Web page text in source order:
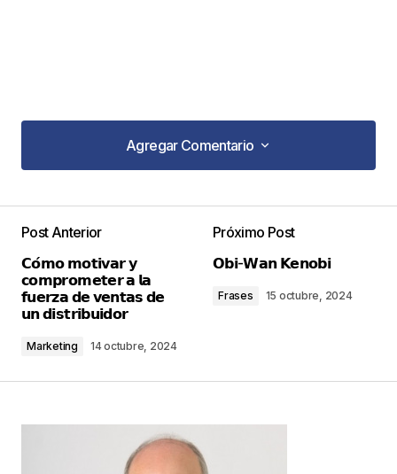
Agregar Comentario
Agregar Comentario
publicada. Los campos obligatorios están
marcados con*
Post Anterior
𝗖𝗼́𝗺𝗼 𝗺𝗼𝘁𝗶𝘃𝗮𝗿 𝘆
𝗰𝗼𝗺𝗽𝗿𝗼𝗺𝗲𝘁𝗲𝗿 𝗮 𝗹𝗮
𝗳𝘂𝗲𝗿𝘇𝗮 𝗱𝗲 𝘃𝗲𝗻𝘁𝗮𝘀 𝗱𝗲
𝘂𝗻 𝗱𝗶𝘀𝘁𝗿𝗶𝗯𝘂𝗶𝗱𝗼𝗿
Marketing 14 octubre, 2024
Próximo Post
𝗢𝗯𝗶-𝗪𝗮𝗻 𝗞𝗲𝗻𝗼𝗯𝗶
Frases 15 octubre, 2024